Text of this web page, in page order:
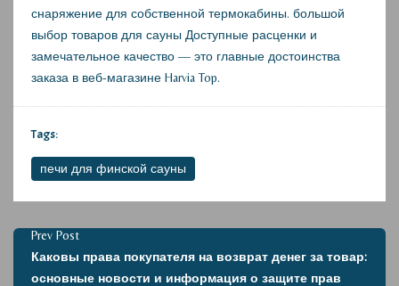
снаряжение для собственной термокабины. большой
выбор товаров для сауны Доступные расценки и
замечательное качество — это главные достоинства
заказа в веб-магазине Harvia Top.
Tags:
печи для финской сауны
Prev Post
Каковы права покупателя на возврат денег за товар:
основные новости и информация о защите прав